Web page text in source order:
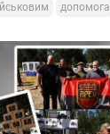
допомога